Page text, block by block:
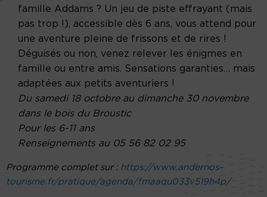
famille Addams ? Un jeu de piste effrayant (mais
pas trop !), accessible dès 6 ans, vous attend pour
une aventure pleine de frissons et de rires !
Déguisés ou non, venez relever les énigmes en
famille ou entre amis. Sensations garanties… mais
adaptées aux petits aventuriers !
Du samedi 18 octobre au dimanche 30 novembre
dans le bois du Broustic
Pour les 6-11 ans
Renseignements au 05 56 82 02 95
Programme complet sur : https://www.andernos-
tourisme.fr/pratique/agenda/fmaaqu033v519h4p/